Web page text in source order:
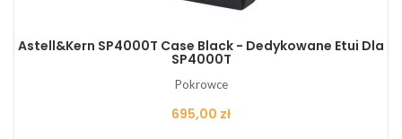
Astell&Kern SP4000T Case Black - Dedykowane Etui Dla
SP4000T
Pokrowce
Cena
695,00 zł